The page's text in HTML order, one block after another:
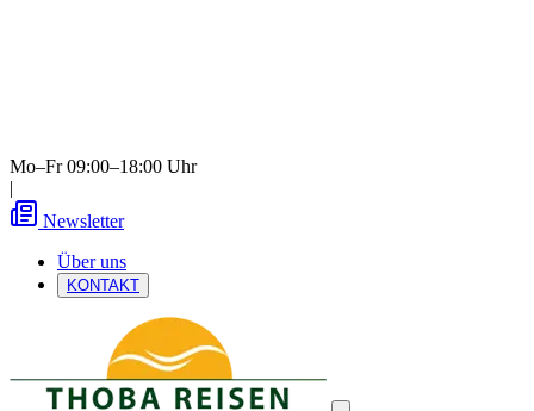
Mo–Fr 09:00–18:00 Uhr
|
Newsletter
Über uns
KONTAKT